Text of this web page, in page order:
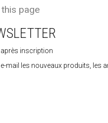
this page
après inscription
mail les nouveaux produits, les